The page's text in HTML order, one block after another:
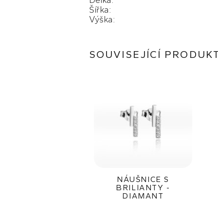
Šířka:
Výška:
SOUVISEJÍCÍ
NÁUŠNICE S
BRILIANTY -
DIAMANT